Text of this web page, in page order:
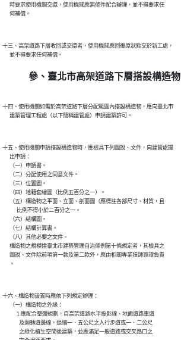
      時要求使用機關交還，使用機關應無條件配合辦理，並不得要求任
十三、高架道路下層收回或交還者，使用機關應回復原狀點交於新工處，
參、臺北市高架道路下層搭設構造物
十四、使用機關如需於高架道路下層分配範圍內搭設構造物，應向臺北市
十五、使用機關申請搭設構造物時，應檢具下列圖說、文件，向建管處提
      出申請：
      （一）申請書。
      （二）分配使用之同意文件。
      （三）位置圖。
      （四）地籍套繪圖（比例五百分之一）。
      （五）構造物之平面、立面、剖面圖（應標註各部尺寸、材質，且
            比例不得小於二百分之一。
      （六）結構圖。
      （七）結構計算書。
      （八）其他必要之文件。
      構造物之規模達臺北市建築管理自治條例第十條規定者，其檢具之
      圖說、文件除前項第一款及第二款外，應由相關專業技師簽證負責
十六、構造物設置時應依下列規定辦理：
      （一）構造物之外緣：
            1.應配合整體規劃，自高架道路水平投影線、地面道路車道
              及迴轉道邊線，退縮一．五公尺之人行步道或一．二公尺
              之綠化植生空間後建築，並應滿足一般道路或交叉路口之